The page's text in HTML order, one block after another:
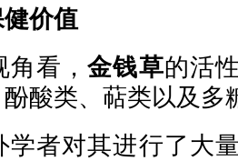
价值
角看，金钱草的活
酸类、萜类以及多
学者对其进行了大